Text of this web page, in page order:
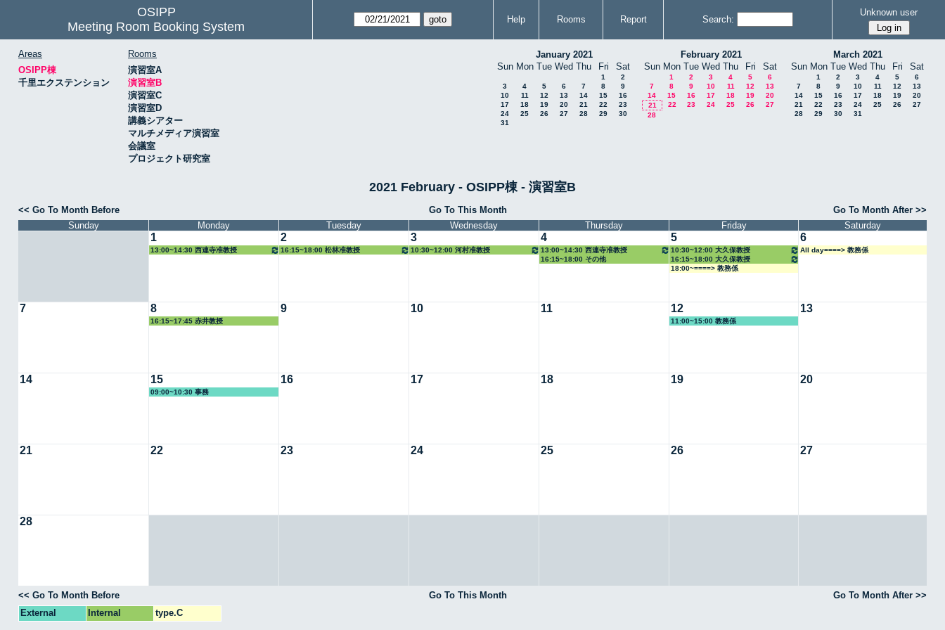
OSIPP
Meeting Room Booking System
Help Rooms Report Search:
Unknown user
Areas
OSIPP棟
千里エクステンション
Rooms
演習室A
演習室B
演習室C
演習室D
講義シアター
マルチメディア演習室
会議室
プロジェクト研究室
January 2021
Sun Mon Tue Wed Thu Fri Sat
1
2
3
4 5 6 7 8
9
10
11 12 13 14 15
16
17
18 19 20 21 22
23
24
25 26 27 28 29
30
31
February 2021
Sun Mon Tue Wed Thu Fri Sat
1 2 3 4 5
6
7
8 9 10 11 12
13
14
15 16 17 18 19
20
21
22 23 24 25 26
27
28
March 2021
Sun Mon Tue Wed Thu Fri Sat
1 2 3 4 5
6
7
8 9 10 11 12
13
14
15 16 17 18 19
20
21
22 23 24 25 26
27
28
29 30 31
2021 February - OSIPP棟 - 演習室B
<< Go To Month Before Go To This Month
Go To Month After >>
Sunday
Monday Tuesday Wednesday Thursday Friday Saturday
1
13:00~14:30 西連寺准教授
2
16:15~18:00 松林准教授
3
10:30~12:00 河村准教授
4
13:00~14:30 西連寺准教授
16:15~18:00 その他
5
10:30~12:00 大久保教授
16:15~18:00 大久保教授
18:00~====> 教務係
6
All day====> 教務係
7 8
16:15~17:45 赤井教授
9 10 11 12
11:00~15:00 教務係
13
14 15
09:00~10:30 事務
16 17 18 19 20
21 22 23 24 25 26 27
28
<< Go To Month Before Go To This Month
Go To Month After >>
External
Internal type.C